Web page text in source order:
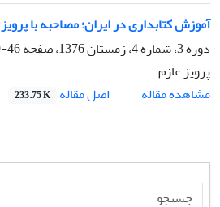
آموزش کتابداری در ایران؛ مصاحبه با
دوره 3، شماره 4، زمستان 1376، صفحه
46-49
پرویز عازم
مشاهده مقاله
اصل مقاله 233.75 K